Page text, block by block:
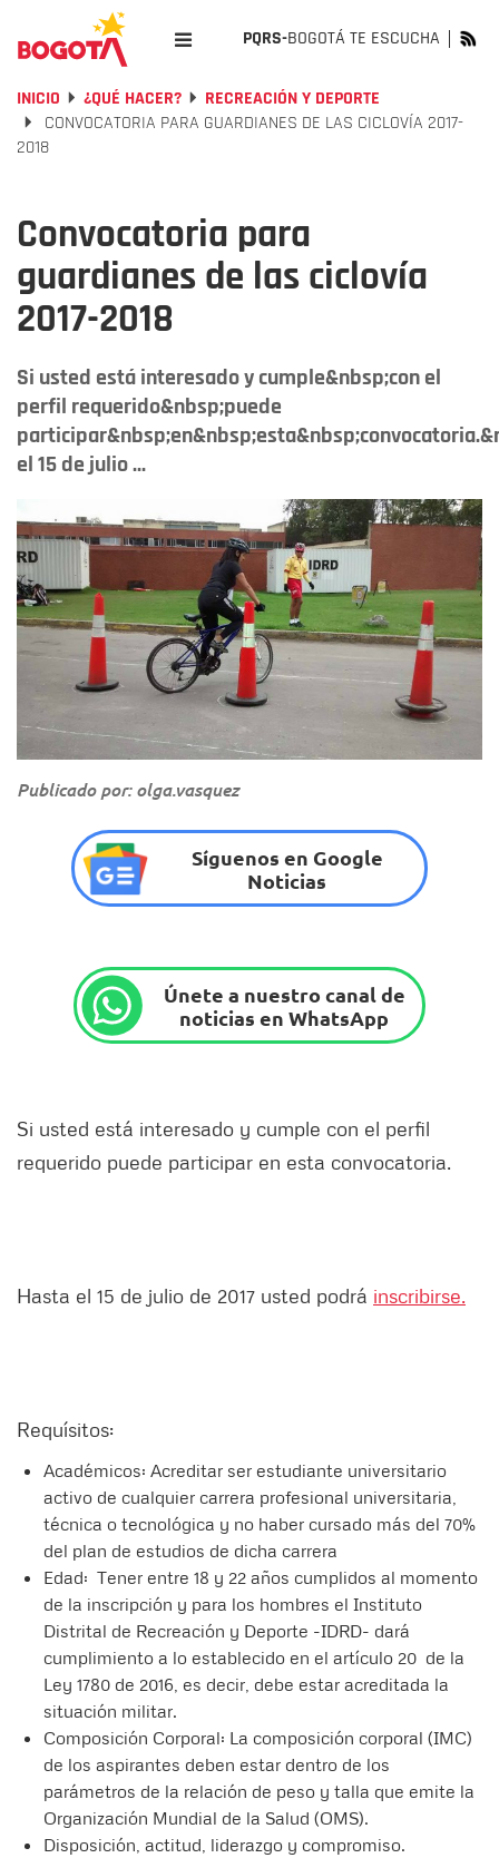
PQRS-BOGOTÁ TE ESCUCHA
INICIO ¿QUÉ HACER?
RECREACIÓN Y DEPORTE
CONVOCATORIA PARA GUARDIANES DE LAS CICLOVÍA 2017-
2018
Convocatoria para
guardianes de las ciclovía
2017-2018
Si usted está interesado y cumple&nbsp;con el
perfil requerido&nbsp;puede
el 15 de julio ...
Publicado por: olga.vasquez
Síguenos en Google
Noticias
Únete a nuestro canal de
noticias en WhatsApp
Si usted está interesado y cumple con el perfil
requerido puede participar en esta convocatoria.
Hasta el 15 de julio de 2017 usted podrá inscribirse.
Requísitos:
Académicos: Acreditar ser estudiante universitario
activo de cualquier carrera profesional universitaria,
técnica o tecnológica y no haber cursado más del 70%
del plan de estudios de dicha carrera
Edad: Tener entre 18 y 22 años cumplidos al momento
de la inscripción y para los hombres el Instituto
Distrital de Recreación y Deporte -IDRD- dará
cumplimiento a lo establecido en el artículo 20 de la
Ley 1780 de 2016, es decir, debe estar acreditada la
situación militar.
Composición Corporal: La composición corporal (IMC)
de los aspirantes deben estar dentro de los
parámetros de la relación de peso y talla que emite la
Organización Mundial de la Salud (OMS).
Disposición, actitud, liderazgo y compromiso.